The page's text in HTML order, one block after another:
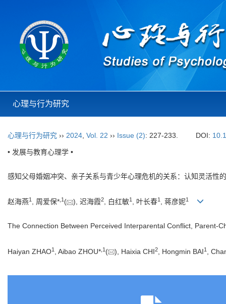
心理与行为研究
心理与行为研究 ›› 2024 Vol. 22 ›› Issue (2): 227-233. DOI:
• 发展与教育心理学 •
感知父母婚姻冲突、亲子关系与青少年心理危机的关系：认知灵活性
赵海燕1 , 周爱保* 1 ( ), 迟海霞2, 白红敏1 , 叶长春1 , 蒋彦妮1
The Connection Between Perceived Interparental Conflict, Parent-
Haiyan ZHAO1 , Aibao ZHOU* 1 ( ), Haixia CHI2 , Hongmin BAI1 ,